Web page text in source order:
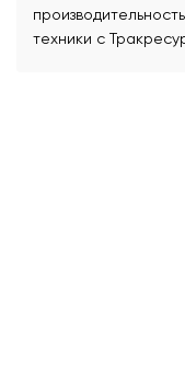
техники с